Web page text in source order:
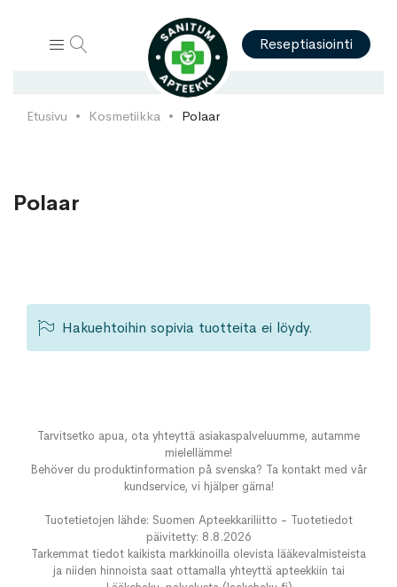
Reseptiasiointi
Etusivu Kosmetiikka Polaar
Polaar
Hakuehtoihin sopivia tuotteita ei löydy.
Tarvitsetko apua, ota yhteyttä asiakaspalveluumme, autamme
mielellämme!
Behöver du produktinformation på svenska? Ta kontakt med vår
kundservice, vi hjälper gärna!
Tuotetietojen lähde: Suomen Apteekkariliitto - Tuotetiedot
päivitetty: 8.8.2026
Tarkemmat tiedot kaikista markkinoilla olevista lääkevalmisteista
ja niiden hinnoista saat ottamalla yhteyttä apteekkiin tai